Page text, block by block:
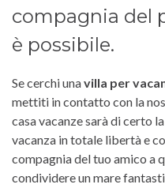
compagnia del
è possibile.
Se cerchi unavilla per
mettiti in contatto con la
casa vacanze sarà di certo
vacanza in totale libertà e
compagnia del tuo amico a
condividere un mare